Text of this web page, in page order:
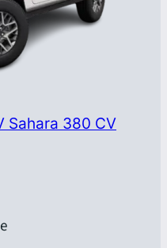
Sahara 380 CV